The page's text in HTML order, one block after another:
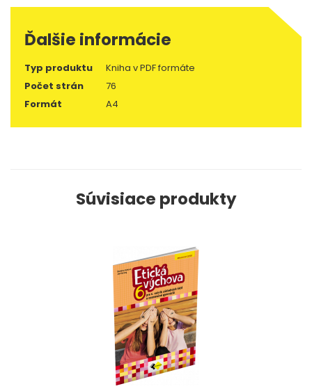
Ďalšie informácie
Typ produktu
Kniha v PDF formáte
Počet strán
76
Formát
A4
Súvisiace produkty